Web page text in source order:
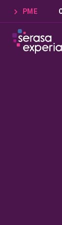
PME